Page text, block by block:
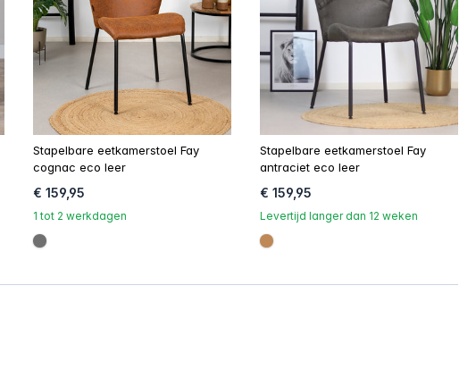
Stapelbare eetkamerstoel Fay
cognac eco leer
€ 159,95
1 tot 2 werkdagen
#707070
Stapelbare eetkamerstoel Fay
antraciet eco leer
€ 159,95
Levertijd langer dan 12 weken
#be8957